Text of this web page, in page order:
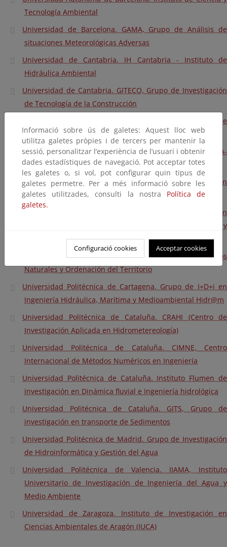
Tecnología Ambiental
Universidad de Barcelona. GAMA, Grupo de Análisis de
situaciones Meteorológicas Adversas
Universidad de Cantabria. IH Cantabria - Instituto de
Hidráulica Ambiental
Universidad de Cantabria. GITECO, Grupo de Investigación
de Tecnología de la Construcción
Universidad de Cantabria. Grupo de Meteorología de
Santander
Universidad de Girona. Instituto de Medio Ambiente IMA-
UdG
Universidad de Granada. Grupo de investigación
Tecnologías para la Gestión y el Tratamiento del Agua
Universidad de las Islas Baleares. Grupo de investigación
CLIMARIS - Climatología, Hidrología, Riesgos Naturales y
Universidad de Oviedo. INDUROT, Instituto de Recursos
Naturales y Ordenación del Territorio
Universidad Politécnica de Cartagena. Grupo de I+D+i en
Ingeniería Hidráulica, Marítima y Medioambiental Hidr@m
Universidad Politécnica de Cataluña. CRAHI (Centro de
Investigación Aplicada en Hidrometereología)
Universidad Politécnica de Cataluña. CIMNE, Centro
Internacional de Métodos Numéricos en Ingeniería
Universidad Politécnica de Cataluña. Instituto Flumen de
investigación en Dinámica fluvial e Ingeniería hidrológica
Universidad Politécnica de Cataluña. GITS, Grupo de
investigación en transporte de Sedimentos
Universidad Politécnica de Madrid. Grupo de Investigación
de Hidroinformática y Gestión del Agua
Universidad Politécnica de Valencia. IIAMA, Instituto
Universitario de Investigación de Ingeniería del Agua y
Medio Ambiente
Universidad de Zaragoza. Instituto de Investigación en
Ciencias Ambientales de Aragón (IUCA)
Informació sobre ús de galetes: Aquest lloc web
utilitza galetes pròpies i de tercers per mantenir la
sessió, personalitzar l’experiència de l’usuari i obtenir
dades estadístiques de navegació. Pot acceptar totes
les galetes o, si vol, pot configurar quin tipus de
galetes permetre. Per a més informació sobre les
galetes utilitzades, consulti la nostra Política de
galetes.
Configuració cookies Acceptar cookies